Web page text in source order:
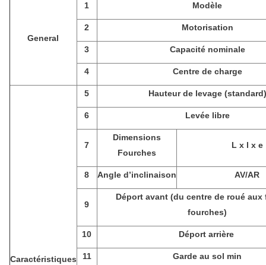
General
1 Modèle
2 Motorisation
3 Capacité nominale
4 Centre de charge
Caractéristiques
5 Hauteur de levage (standard)
6 Levée libre
7
Dimensions
Fourches
L x l x e
8 Angle d’inclinaison AV/AR
9
Déport avant (du centre de roué aux
fourches)
10 Déport arrière
11 Garde au sol min